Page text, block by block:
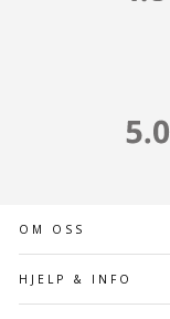
OM OSS
HJELP & INFO